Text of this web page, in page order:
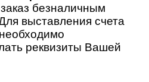
безналичным
выставления счета
реквизиты Вашей